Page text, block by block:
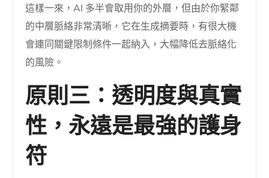
這樣一來，AI 多半會取用你的外層，但由於你緊鄰
的中層脈絡非常清晰，它在生成摘要時，有很大機
會連同關鍵限制條件一起納入，大幅降低去脈絡化
的風險。
原則三：透明度與真實
性，永遠是最強的護身
符